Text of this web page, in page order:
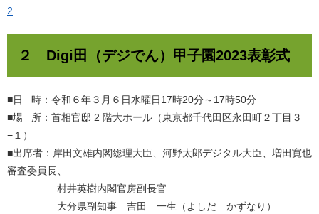
2
２ Digi田（デジでん）甲子園2023表彰式
​■日 時：令和６年３月６日水曜日17時20分～17時50分
■場 所：首相官邸 2 階大ホール（東京都千代田区永田町２丁目３
−１）
■出席者：岸田文雄内閣総理大臣、河野太郎デジタル大臣、増田寛也
審査委員長、
村井英樹内閣官房副長官
大分県副知事 吉田 一生（よしだ かずなり）